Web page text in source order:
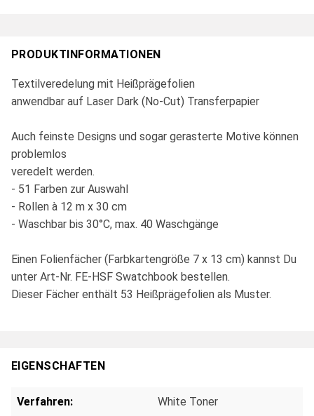
PRODUKTINFORMATIONEN
Textilveredelung mit Heißprägefolien
anwendbar auf Laser Dark (No-Cut) Transferpapier
Auch feinste Designs und sogar gerasterte Motive können
problemlos
veredelt werden.
- 51 Farben zur Auswahl
- Rollen à 12 m x 30 cm
- Waschbar bis 30°C, max. 40 Waschgänge
Einen Folienfächer (Farbkartengröße 7 x 13 cm) kannst Du
unter Art-Nr. FE-HSF Swatchbook bestellen.
Dieser Fächer enthält 53 Heißprägefolien als Muster.
EIGENSCHAFTEN
Verfahren: White Toner